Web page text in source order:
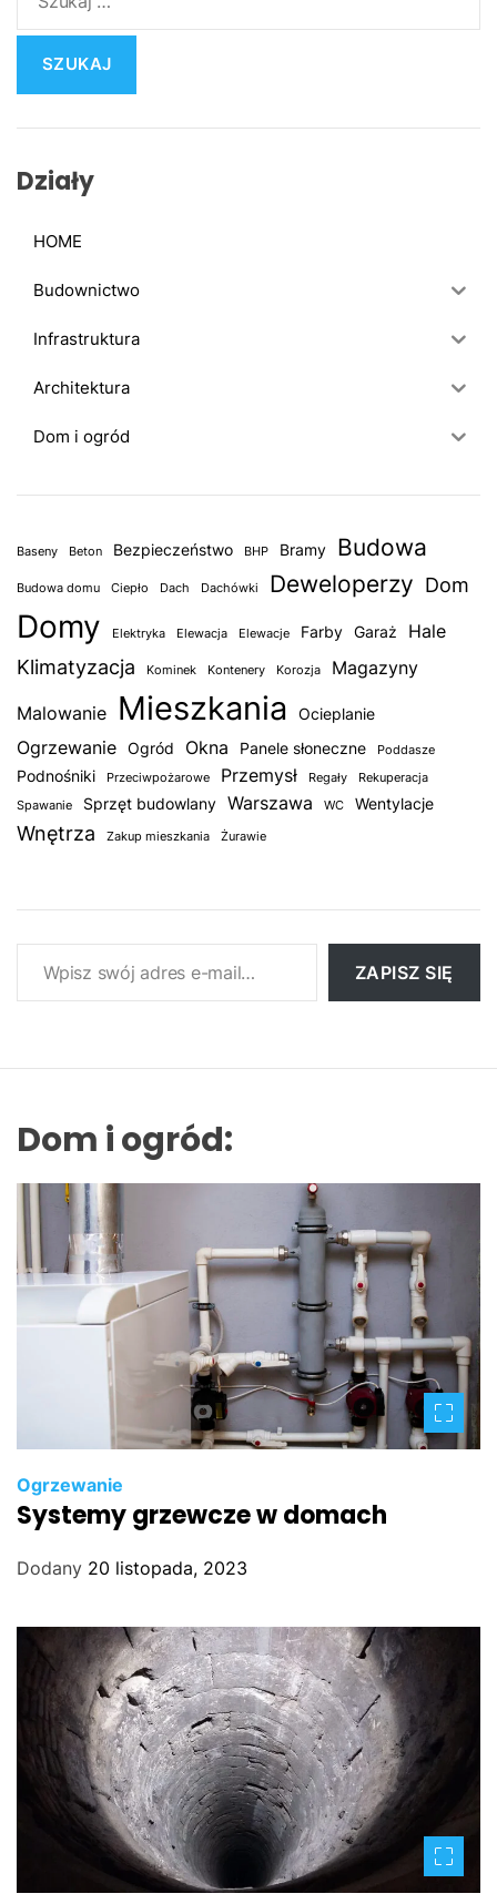
u
a
j
Działy
HOME
Budownictwo
Infrastruktura
Architektura
Dom i ogród
Baseny Beton Bezpieczeństwo BHP Bramy Budowa
Budowa domu Ciepło Dach Dachówki Deweloperzy Dom
Domy Elektryka Elewacja Elewacje Farby Garaż Hale
Klimatyzacja Kominek Kontenery Korozja Magazyny
Malowanie Mieszkania Ocieplanie
Ogrzewanie Ogród Okna Panele słoneczne Poddasze
Podnośniki Przeciwpożarowe Przemysł Regały
Rekuperacja
Spawanie
Sprzęt budowlany Warszawa WC Wentylacje
Wnętrza Zakup mieszkania Żurawie
Wpisz swój adres e-mail…
ZAPISZ SIĘ
Dom i ogród:
Ogrzewanie
Systemy grzewcze w domach
Dodany 20 listopada, 2023